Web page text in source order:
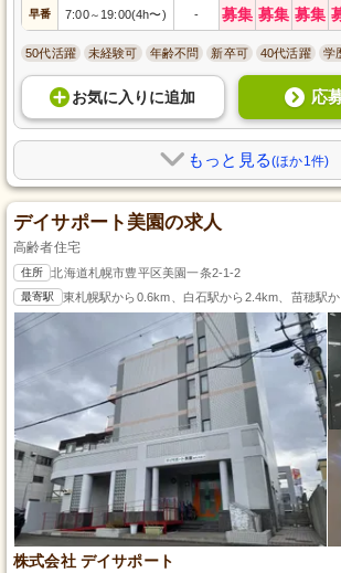
早番 7:00～ 19:00(4h〜) - 募集 募集 募集
50代活躍 未経験可 年齢不問 新卒可 40代活躍 学
お気に入り に追加 応
もっと見る(ほか1件)
デイサポート美園の求人
高齢者住宅
住所 北海道札幌市豊平区美園一条2-1-2
最寄駅 東札幌駅から0.6km、白石駅から2.4km、苗穂駅
株式会社 デイサポート